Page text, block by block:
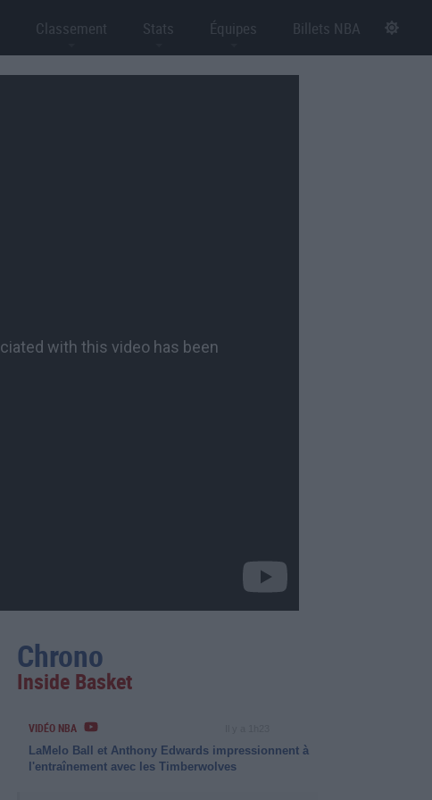
Classement Stats Équipes Billets NBA
Chrono
Inside Basket
VIDÉO NBA
LaMelo Ball et Anthony Edwards impressionnent à
l'entraînement avec les Timberwolves